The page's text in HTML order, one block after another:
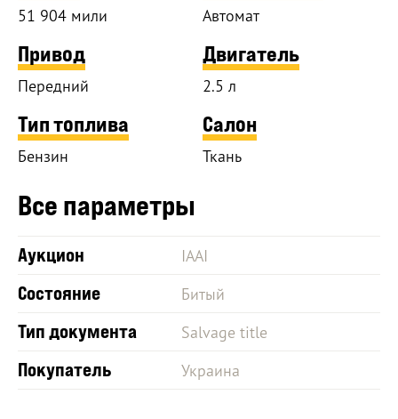
51 904 мили Автомат
Привод
Передний
Двигатель
2.5 л
Тип топлива
Бензин
Салон
Ткань
Все параметры
Аукцион IAAI
Состояние Битый
Тип документа Salvage title
Покупатель Украина